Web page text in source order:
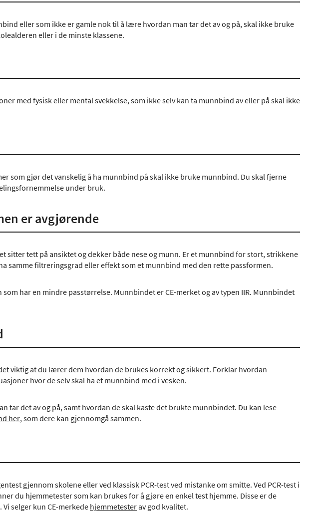
eller som ikke er gamle nok til å lære hvordan man tar det av og på, skal ikke bruke
eller i de minste klassene.
med fysisk eller mental svekkelse, som ikke selv kan ta munnbind av eller på skal ikke
som gjør det vanskelig å ha munnbind på skal ikke bruke munnbind. Du skal fjerne
under bruk.
er avgjørende
sitter tett på ansiktet og dekker både nese og munn. Er et munnbind for stort, strikkene
samme filtreringsgrad eller effekt som et munnbind med den rette passformen.
har en mindre passtørrelse. Munnbindet er CE-merket og av typen IIR. Munnbindet
viktig at du lærer dem hvordan de brukes korrekt og sikkert. Forklar hvordan
hvor de selv skal ha et munnbind med i vesken.
tar det av og på, samt hvordan de skal kaste det brukte munnbindet. Du kan lese
her, som dere kan gjennomgå sammen.
gjennom skolene eller ved klassisk PCR-test ved mistanke om smitte. Ved PCR-test i
du hjemmetester som kan brukes for å gjøre en enkel test hjemme. Disse er de
selger kun CE-merkede hjemmetesterav god kvalitet.